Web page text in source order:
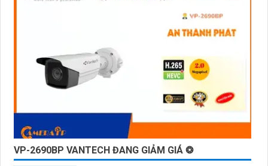
VP-2690BP VANTECH ĐANG GIẢM GIÁ ❂